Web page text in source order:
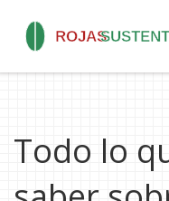
Todo lo